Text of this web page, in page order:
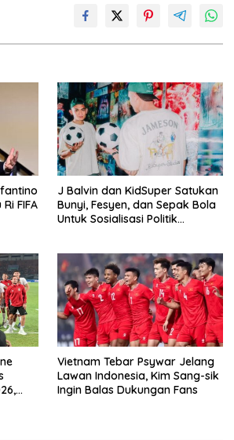
FIFA
J Balvin dan KidSuper Satukan
Bunyi, Fesyen, dan Sepak Bola
Untuk Sosialisasi Politik
Vietnam Tebar Psywar Jelang
Lawan Indonesia, Kim Sang-sik
Ingin Balas Dukungan Fans